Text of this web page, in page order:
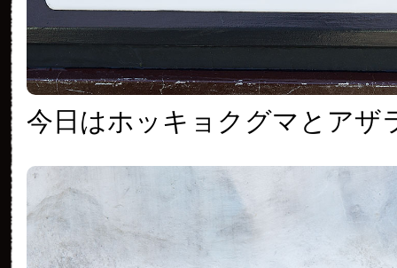
今日はホッキョクグマとアザ